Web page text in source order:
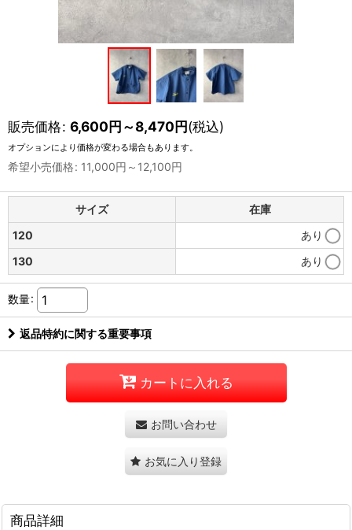
販売価格: 6,600円～8,470円(税込)
オプションにより価格が変わる場合もあります。
希望小売価格: 11,000円 ～12,100円
サイズ
在庫
120
あり
130
あり
数量:
返品特約に関する重要事項
カートに入れる
お問い合わせ
お気に入り登録
商品詳細